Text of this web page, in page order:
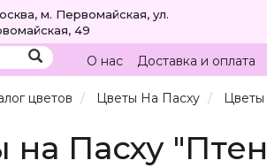
м. Первомайская, ул.
49
О нас Доставка и оплата
цветов Цветы На Пасху Цветы
на Пасху